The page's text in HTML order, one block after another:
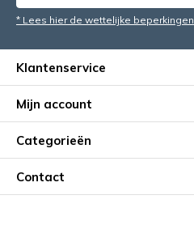
* Lees hier de wettelijke beperkingen
Klantenservice
Mijn account
Categorieën
Contact